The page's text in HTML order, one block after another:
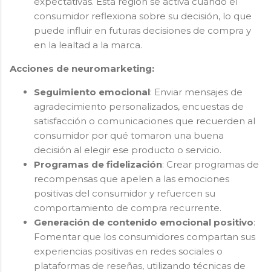
consumidor reflexiona sobre su decisión, lo que
puede influir en futuras decisiones de compra y
en la lealtad a la marca.
Acciones de neuromarketing:
Seguimiento emocional: Enviar mensajes de
agradecimiento personalizados, encuestas de
satisfacción o comunicaciones que recuerden al
consumidor por qué tomaron una buena
decisión al elegir ese producto o servicio.
Programas de fidelización: Crear programas de
recompensas que apelen a las emociones
positivas del consumidor y refuercen su
comportamiento de compra recurrente.
Generación de contenido emocional positivo:
Fomentar que los consumidores compartan sus
experiencias positivas en redes sociales o
plataformas de reseñas, utilizando técnicas de